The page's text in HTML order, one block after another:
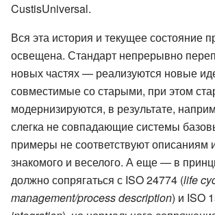
CustisUniversal.
Вся эта история и текущее состояние
освещена. Стандарт непрерывно
новых частях — реализуются новые
совместимые со старыми, при этом
модернизируются, в результате,
слегка не совпадающие системы
примеры не соответствуют описаниям
знакомого и веселого. А еще — в
должно сопрягаться с ISO 24774 (life
management/process description) и ISO